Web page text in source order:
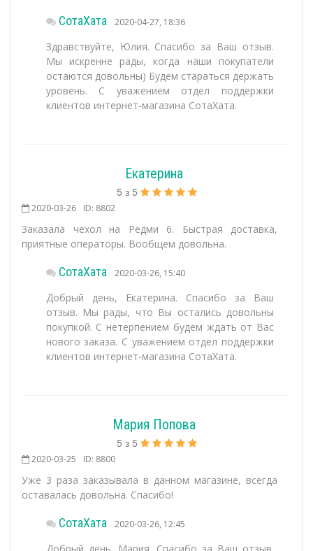
СотаХата 2020-04-27, 18:36
Здравствуйте, Юлия. Спасибо за Ваш отзыв.
Мы искренне рады, когда наши покупатели
остаются довольны) Будем стараться держать
уровень. С уважением отдел поддержки
клиентов интернет-магазина СотаХата.
Екатерина
5 з 5
2020-03-26 ID: 8802
Заказала чехол на Редми 6. Быстрая доставка,
приятные операторы. Вообщем довольна.
СотаХата 2020-03-26, 15:40
Добрый день, Екатерина. Спасибо за Ваш
отзыв. Мы рады, что Вы остались довольны
покупкой. С нетерпением будем ждать от Вас
нового заказа. С уважением отдел поддержки
клиентов интернет-магазина СотаХата.
Мария Попова
5 з 5
2020-03-25 ID: 8800
Уже 3 раза заказывала в данном магазине, всегда
оставалась довольна. Спасибо!
СотаХата 2020-03-26, 12:45
Добрый день, Мария. Спасибо за Ваш отзыв.